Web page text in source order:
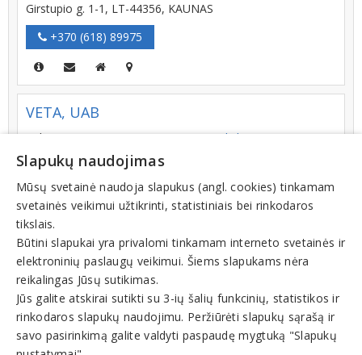
Girstupio g. 1-1, LT-44356, KAUNAS
+370 (618) 89975
VETA, UAB
Kalvarijų g. 62, LT-09304, VILNIUS
Filialai
+370 (5) 2724390
Rasos Šidiškienės veterinarijos įmonė
LT-29301, VAŠUOKĖNŲ K. TROŠKŪNŲ SEN. ANYKŠČIŲ R.
+370 (381) 56452
Slapukų naudojimas
Mūsų svetainė naudoja slapukus (angl. cookies) tinkamam
svetainės veikimui užtikrinti, statistiniais bei rinkodaros
tikslais.
Būtini slapukai yra privalomi tinkamam interneto svetainės ir
elektroninių paslaugų veikimui. Šiems slapukams nėra
reikalingas Jūsų sutikimas.
Jūs galite atskirai sutikti su 3-ių šalių funkcinių, statistikos ir
rinkodaros slapukų naudojimu. Peržiūrėti slapukų sąrašą ir
savo pasirinkimą galite valdyti paspaudę mygtuką "Slapukų